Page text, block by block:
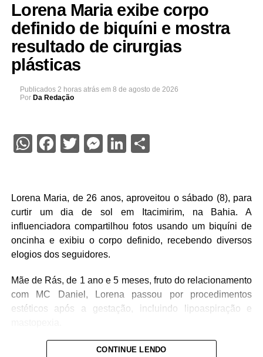
Lorena Maria exibe corpo
definido de biquíni e mostra
resultado de cirurgias
plásticas
Publicados 2 horas atrás em 8 de agosto de 2026
Por Da Redação
WhatsApp
Facebook
Twitter
Messenger
LinkedIn
Share
Lorena Maria, de 26 anos, aproveitou o sábado (8), para
curtir um dia de sol em Itacimirim, na Bahia. A
influenciadora compartilhou fotos usando um biquíni de
oncinha e exibiu o corpo definido, recebendo diversos
elogios dos seguidores.
Mãe de Rás, de 1 ano e 5 meses, fruto do relacionamento
com MC Daniel, Lorena passou por procedimentos
estéticos após a gestação, incluindo lipoaspiração e
Nas redes sociais, ele posou tomando água de coco na
CONTINUE LENDO